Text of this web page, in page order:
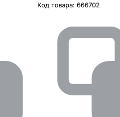
Код товара: 666702